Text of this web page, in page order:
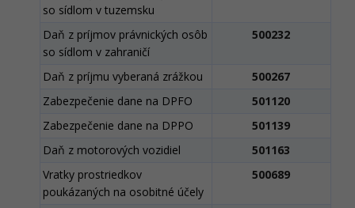
so sídlom v tuzemsku
Daň z príjmov právnických osôb
so sídlom v zahraničí
500232
Daň z príjmu vyberaná zrážkou
500267
Zabezpečenie dane na DPFO
501120
Zabezpečenie dane na DPPO
501139
Daň z motorových vozidiel
501163
Vratky prostriedkov
poukázaných na osobitné účely
500689